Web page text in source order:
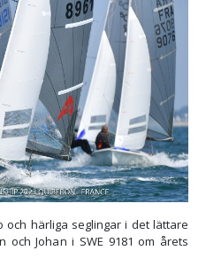
och härliga seglingar i det lättare
och Johan i SWE 9181 om årets